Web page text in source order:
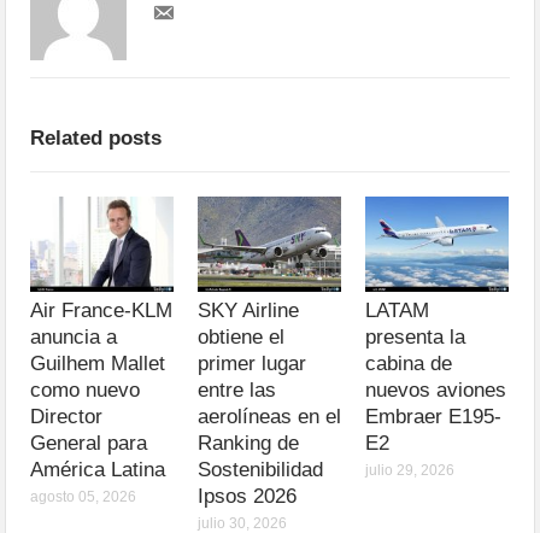
Related posts
Air France-KLM
anuncia a
Guilhem Mallet
como nuevo
Director
General para
América Latina
agosto 05, 2026
SKY Airline
obtiene el
primer lugar
entre las
aerolíneas en el
Ranking de
Sostenibilidad
Ipsos 2026
julio 30, 2026
LATAM
presenta la
cabina de
nuevos aviones
Embraer E195-
E2
julio 29, 2026